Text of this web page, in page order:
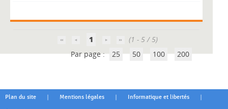
1
(1 - 5 / 5)
Par page : 25 50 100 200
Plan du site | Mentions légales | Informatique et libertés |